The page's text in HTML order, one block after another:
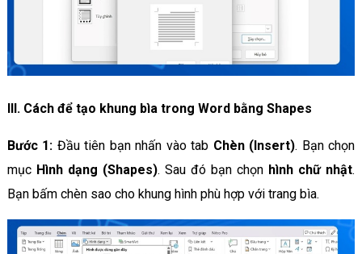
III. Cách để tạo khung bìa trong Word bằng Shapes
Bước 1: Đầu tiên bạn nhấn vào tab Chèn (Insert). Bạn chọn
mục Hình dạng (Shapes). Sau đó bạn chọn hình chữ nhật.
Bạn bấm chèn sao cho khung hình phù hợp với trang bìa.